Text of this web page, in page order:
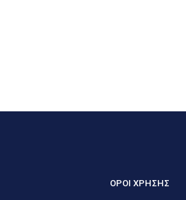
ΟΡΟΙ ΧΡΗΣΗΣ